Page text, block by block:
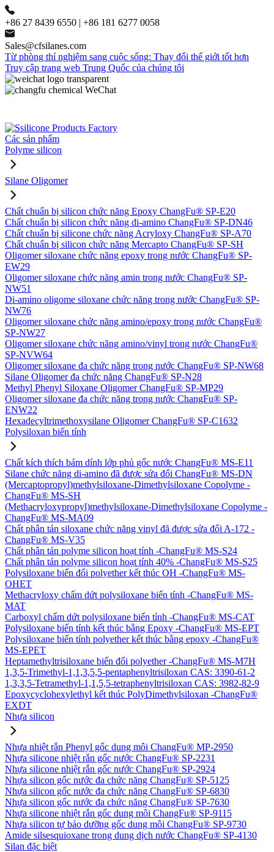
+86 27 8439 6550 | +86 181 6277 0058
Sales@cfsilanes.com
Từ phòng thí nghiệm sang cuộc sống: Thay đổi thế giới tốt hơn
Truy cập trang web Trung Quốc của chúng tôi
Các sản phẩm
Polyme silicon
Silane Oligomer
Chất chuẩn bị silicon chức năng Epoxy ChangFu® SP-E20
Chất chuẩn bị silicon chức năng di-amino ChangFu® SP-DN46
Chất chuẩn bị silicone chức năng Acryloxy ChangFu® SP-A70
Chất chuẩn bị silicon chức năng Mercapto ChangFu® SP-SH
Oligomer siloxane chức năng epoxy trong nước ChangFu® SP-
EW29
Oligomer siloxane chức năng amin trong nước ChangFu® SP-
NW51
Di-amino oligome siloxane chức năng trong nước ChangFu® SP-
NW76
Oligomer siloxane chức năng amino/epoxy trong nước ChangFu®
SP-NW27
Oligomer siloxane chức năng amino/vinyl trong nước ChangFu®
SP-NVW64
Oligomer siloxane đa chức năng trong nước ChangFu® SP-NW68
Silane Oligomer đa chức năng ChangFu® SP-N28
Methyl Phenyl Siloxane Oligomer ChangFu® SP-MP29
Oligomer siloxane đa chức năng trong nước ChangFu® SP-
ENW22
Hexadecyltrimethoxysilane Oligomer ChangFu® SP-C1632
Polysiloxan biến tính
Chất kích thích bám dính lớp phủ gốc nước ChangFu® MS-E11
Silane chức năng di-amino đã được sửa đổi ChangFu® MS-DN
(Mercaptopropyl)methylsiloxane-Dimethylsiloxane Copolyme -
ChangFu® MS-SH
(Methacryloxypropyl)methylsiloxane-Dimethylsiloxane Copolyme -
ChangFu® MS-MA09
Chất phân tán siloxane chức năng vinyl đã được sửa đổi A-172 -
ChangFu® MS-V35
Chất phân tán polyme silicon hoạt tính -ChangFu® MS-S24
Chất phân tán polyme silicon hoạt tính 40% -ChangFu® MS-S25
Polysiloxane biến đổi polyether kết thúc OH -ChangFu® MS-
OHET
Methacryloxy chấm dứt polysiloxane biến tính -ChangFu® MS-
MAT
Carboxyl chấm dứt polysiloxane biến tính -ChangFu® MS-CAT
Polysiloxane biến tính kết thúc bằng Epoxy -ChangFu® MS-EPT
Polysiloxane biến tính polyether kết thúc bằng epoxy -ChangFu®
MS-EPET
Heptamethyltrisiloxane biến đổi polyether -ChangFu® MS-M7H
1,3,5-Trimethyl-1,1,3,5,5-pentaphenyltrisiloxan CAS: 3390-61-2
1,3,3,5-Tetramethyl-1,1,5,5-tetraphenyltrisiloxan CAS: 3982-82-9
Epoxycyclohexylethyl kết thúc PolyDimethylsiloxan -ChangFu®
EXDT
Nhựa silicon
Nhựa nhiệt rắn Phenyl gốc dung môi ChangFu® MP-2950
Nhựa silicone nhiệt rắn gốc nước ChangFu® SP-2231
Nhựa silicone nhiệt rắn gốc nước ChangFu® SP-2924
Nhựa silicon gốc nước đa chức năng ChangFu® SP-5125
Nhựa silicon gốc nước đa chức năng ChangFu® SP-6830
Nhựa silicon gốc nước đa chức năng ChangFu® SP-7630
Nhựa silicone nhiệt rắn gốc dung môi ChangFu® SP-9115
Nhựa silicon tự bảo dưỡng gốc dung môi ChangFu® SP-9730
Amide silsesquioxane trong dung dịch nước ChangFu® SP-4130
Silan đặc biệt